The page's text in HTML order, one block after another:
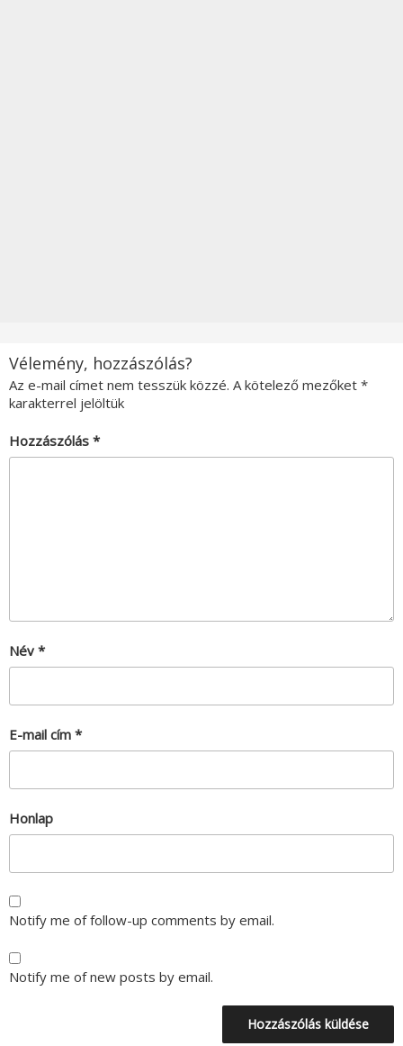
Vélemény, hozzászólás?
Az e-mail címet nem tesszük közzé. A kötelező mezőket *
karakterrel jelöltük
Hozzászólás *
Név *
E-mail cím *
Honlap
Notify me of follow-up comments by email.
Notify me of new posts by email.